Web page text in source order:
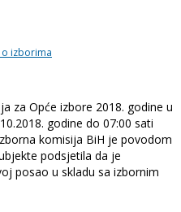
izborima
za Opće izbore 2018. godine u
godine do 07:00 sati
komisija BiH je povodom
podsjetila da je
posao u skladu sa izbornim